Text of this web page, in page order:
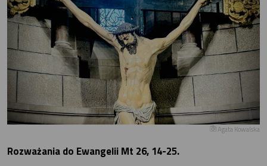
Agata Kowalska
Rozważania do Ewangelii Mt 26, 14-25.